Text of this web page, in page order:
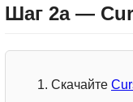
Шаг 2a —
Скачайте